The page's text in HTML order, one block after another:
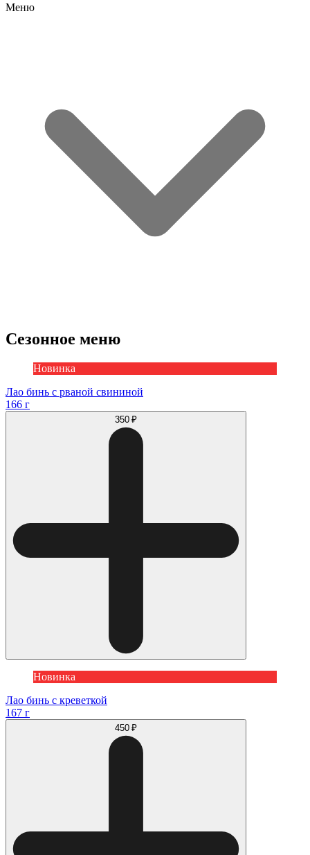
Меню
Сезонное меню
Новинка
Лао бинь с рваной свининой
166 г
350 ₽
Новинка
Лао бинь с креветкой
167 г
450 ₽